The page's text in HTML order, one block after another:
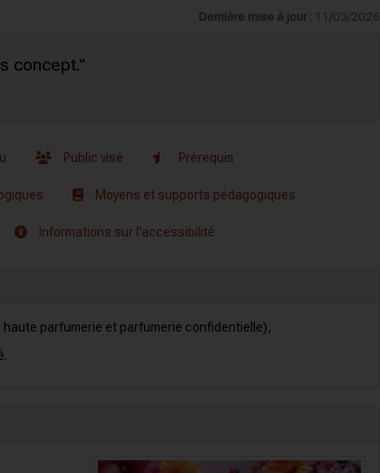
Dernière mise à jour : 11/03/2026
concept."
Public visé Prérequis
Moyens et supports pédagogiques
Informations sur l'accessibilité
parfumerie et parfumerie confidentielle),